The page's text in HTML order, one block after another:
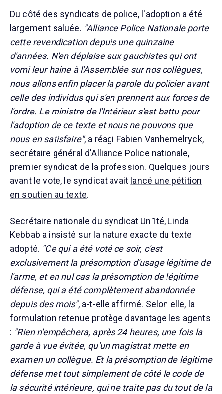
Du côté des syndicats de police, l'adoption a été
largement saluée. "Alliance Police Nationale porte
cette revendication depuis une quinzaine
d'années. N'en déplaise aux gauchistes qui ont
vomi leur haine à l'Assemblée sur nos collègues,
nous allons enfin placer la parole du policier avant
celle des individus qui s'en prennent aux forces de
l'ordre. Le ministre de l'Intérieur s'est battu pour
l'adoption de ce texte et nous ne pouvons que
nous en satisfaire", a réagi Fabien Vanhemelryck,
secrétaire général d'Alliance Police nationale,
premier syndicat de la profession. Quelques jours
avant le vote, le syndicat avait lancé une pétition
en soutien au texte.
Secrétaire nationale du syndicat Un1té, Linda
Kebbab a insisté sur la nature exacte du texte
adopté. "Ce qui a été voté ce soir, c'est
exclusivement la présomption d'usage légitime de
l'arme, et en nul cas la présomption de légitime
défense, qui a été complètement abandonnée
depuis des mois", a-t-elle affirmé. Selon elle, la
formulation retenue protège davantage les agents
: "Rien n'empêchera, après 24 heures, une fois la
garde à vue évitée, qu'un magistrat mette en
examen un collègue. Et la présomption de légitime
défense met tout simplement de côté le code de
la sécurité intérieure, qui ne traite pas du tout de la